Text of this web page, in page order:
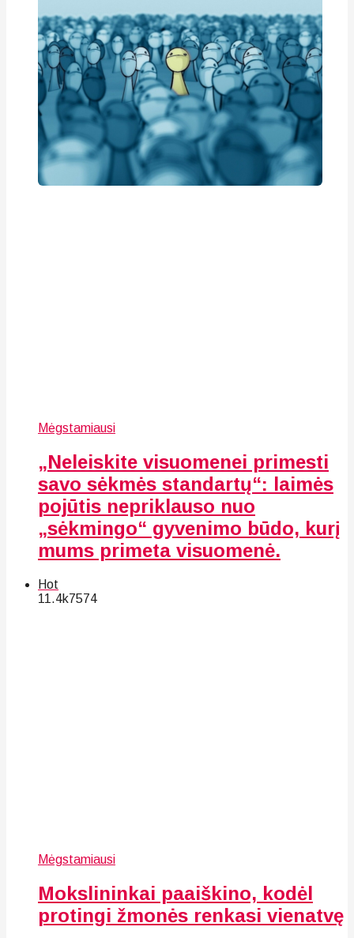
Mėgstamiausi
„Neleiskite visuomenei primesti
savo sėkmės standartų“: laimės
pojūtis nepriklauso nuo
„sėkmingo“ gyvenimo būdo, kurį
mums primeta visuomenė.
Hot
11.4k7574
Mėgstamiausi
Mokslininkai paaiškino, kodėl
protingi žmonės renkasi vienatvę